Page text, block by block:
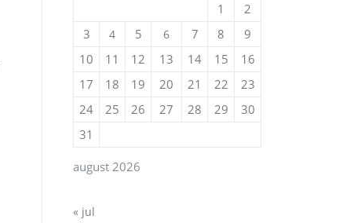
august 2026
1
2
3
4 5 6 7 8
9
10
11 12 13 14 15
16
17
18 19 20 21 22
23
24
25 26 27 28 29
30
31
« jul